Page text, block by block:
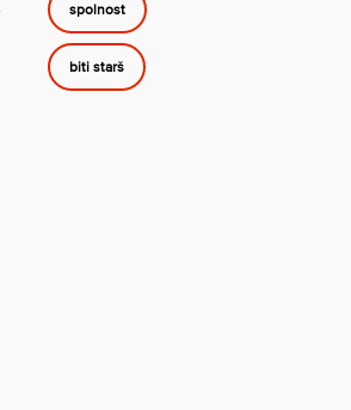
spolnost
biti starš